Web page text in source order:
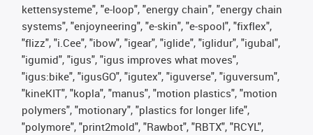
kettensysteme", "e-loop", "energy chain", "energy chain
systems", "enjoyneering", "e-skin", "e-spool", "fixflex",
"flizz", "i.Cee", "ibow", "igear", "iglide", "iglidur", "igubal",
"igumid", "igus", "igus improves what moves",
"igus:bike", "igusGO", "igutex", "iguverse", "iguversum",
"kineKIT", "kopla", "manus", "motion plastics", "motion
polymers", "motionary", "plastics for longer life",
"polymore", "print2mold", "Rawbot", "RBTX", "RCYL",